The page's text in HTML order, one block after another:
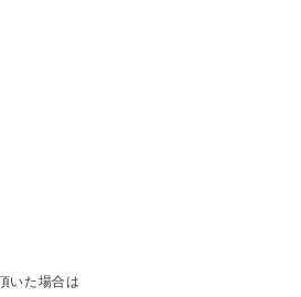
いた場合は